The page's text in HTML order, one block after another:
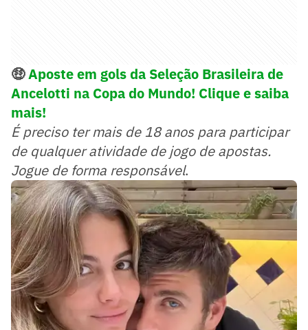
🤑Aposte em gols da Seleção Brasileira de
Ancelotti na Copa do Mundo! Clique e saiba
mais!
É preciso ter mais de 18 anos para participar
de qualquer atividade de jogo de apostas.
Jogue de forma responsável.